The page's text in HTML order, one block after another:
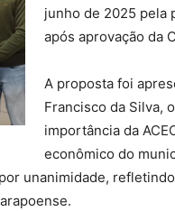
junho de 2025 pela
após aprovação da
A proposta foi
Francisco da Silva,
importância da
econômico do
unanimidade,